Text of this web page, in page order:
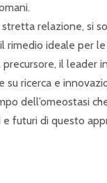
relazione, si
ideale per
il
su ricerca e
dell’omeostasi
futuri di questo